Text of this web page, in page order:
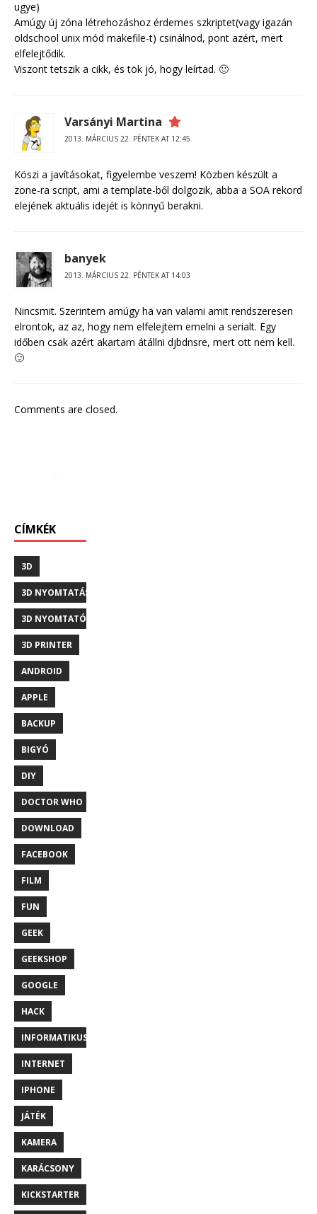
ugye)
Amúgy új zóna létrehozáshoz érdemes szkriptet(vagy igazán
oldschool unix mód makefile-t) csinálnod, pont azért, mert
elfelejtődik.
Viszont tetszik a cikk, és tök jó, hogy leírtad. 🙂
Varsányi Martina
2013. MÁRCIUS 22. PÉNTEK AT 12:45
Köszi a javításokat, figyelembe veszem! Közben készült a
zone-ra script, ami a template-ből dolgozik, abba a SOA rekord
elejének aktuális idejét is könnyű berakni.
banyek
2013. MÁRCIUS 22. PÉNTEK AT 14:03
Nincsmit. Szerintem amúgy ha van valami amit rendszeresen
elrontok, az az, hogy nem elfelejtem emelni a serialt. Egy
időben csak azért akartam átállni djbdnsre, mert ott nem kell.
🙂
Comments are closed.
CÍMKÉK
3D
3D NYOMTATÁS
3D NYOMTATÓ
3D PRINTER
ANDROID
APPLE
BACKUP
BIGYÓ
DIY
DOCTOR WHO
DOWNLOAD
FACEBOOK
FILM
FUN
GEEK
GEEKSHOP
GOOGLE
HACK
INFORMATIKUS
INTERNET
IPHONE
JÁTÉK
KAMERA
KARÁCSONY
KICKSTARTER